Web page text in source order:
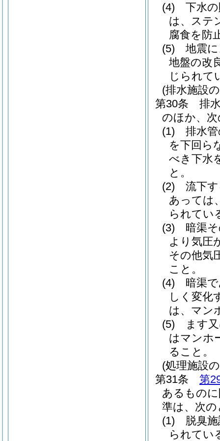
(4)
下水
は、ステ
腐食を防
(5)
地震
地盤の改
じられて
(排水施設
第30条
排
のほか、
(1)
排水
を下回ら
べき下水
と。
(2)
流下
あっては
られてい
(3)
暗渠
より気圧
その他気
こと。
(4)
暗渠
しく変化
は、マン
(5)
ます
はマンホ
ること。
(処理施設
第31条
第
あるもの
準は、次
(1)
脱臭
られてい